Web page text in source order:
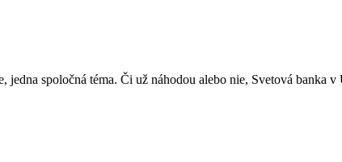
spoločná téma. Či už náhodou alebo nie, Svetová banka